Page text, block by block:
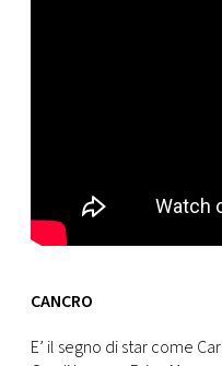
CANCRO
E’ il segno di star come